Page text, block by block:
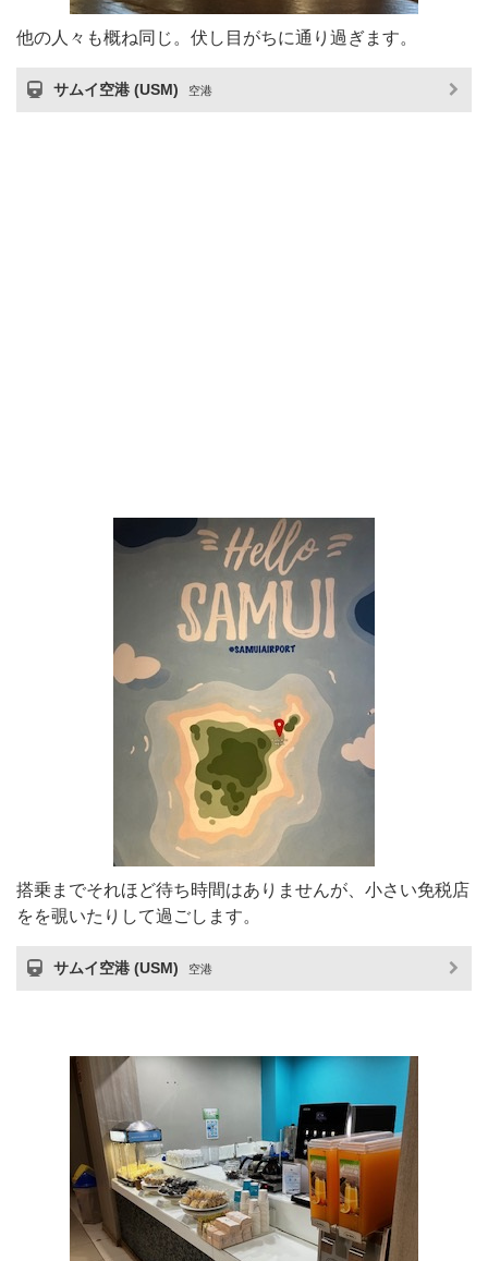
他の人々も概ね同じ。伏し目がちに通り過ぎます。
サムイ空港 (USM) 空港
搭乗までそれほど待ち時間はありませんが、小さい免税店
をを覗いたりして過ごします。
サムイ空港 (USM) 空港